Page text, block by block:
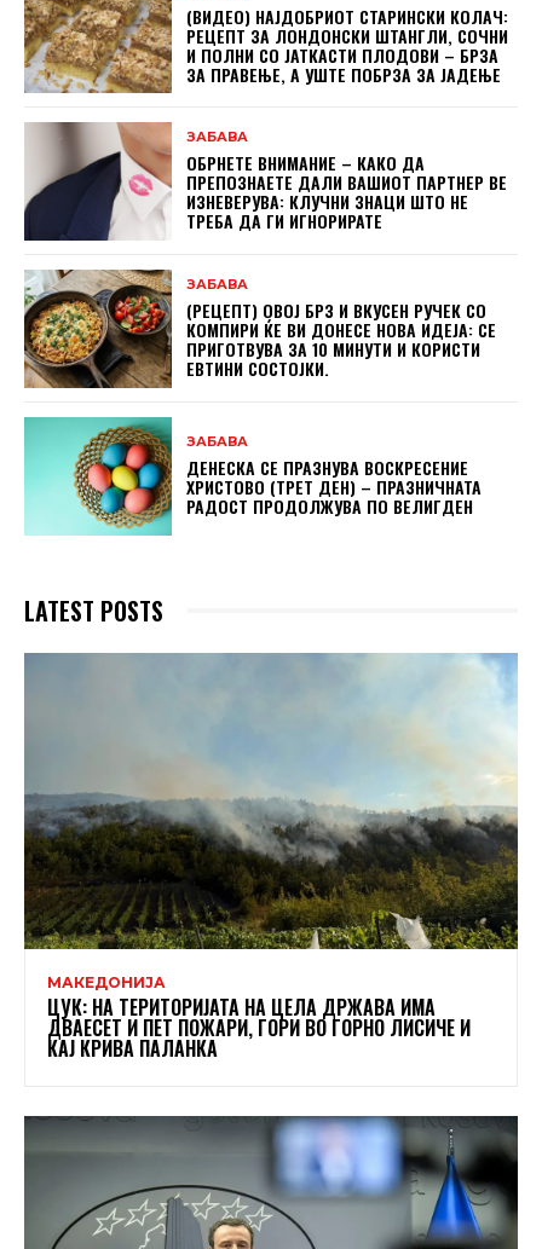
(ВИДЕО) НАЈДОБРИОТ СТАРИНСКИ КОЛАЧ:
РЕЦЕПТ ЗА ЛОНДОНСКИ ШТАНГЛИ, СОЧНИ
И ПОЛНИ СО ЈАТКАСТИ ПЛОДОВИ – БРЗА
ЗА ПРАВЕЊЕ, А УШТЕ ПОБРЗА ЗА ЈАДЕЊЕ
ЗАБАВА
ОБРНЕТЕ ВНИМАНИЕ – КАКО ДА
ПРЕПОЗНАЕТЕ ДАЛИ ВАШИОТ ПАРТНЕР ВЕ
ИЗНЕВЕРУВА: КЛУЧНИ ЗНАЦИ ШТО НЕ
ТРЕБА ДА ГИ ИГНОРИРАТЕ
ЗАБАВА
(РЕЦЕПТ) ОВОЈ БРЗ И ВКУСЕН РУЧЕК СО
КОМПИРИ ЌЕ ВИ ДОНЕСЕ НОВА ИДЕЈА: СЕ
ПРИГОТВУВА ЗА 10 МИНУТИ И КОРИСТИ
ЕВТИНИ СОСТОЈКИ.
ЗАБАВА
ДЕНЕСКА СЕ ПРАЗНУВА ВОСКРЕСЕНИЕ
ХРИСТОВО (ТРЕТ ДЕН) – ПРАЗНИЧНАТА
РАДОСТ ПРОДОЛЖУВА ПО ВЕЛИГДЕН
LATEST POSTS
МАКЕДОНИЈА
ЦУК: НА ТЕРИТОРИЈАТА НА ЦЕЛА ДРЖАВА ИМА
ДВАЕСЕТ И ПЕТ ПОЖАРИ, ГОРИ ВО ГОРНО ЛИСИЧЕ И
КАЈ КРИВА ПАЛАНКА